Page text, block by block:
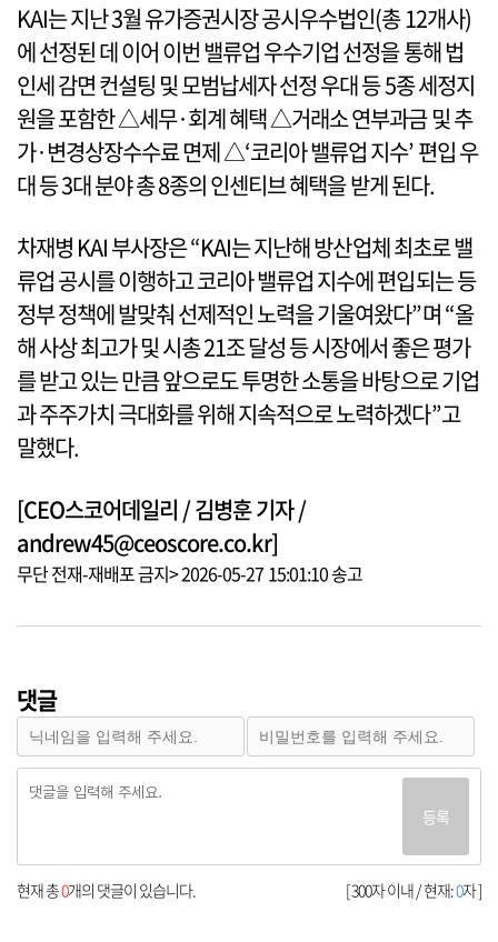
KAI는 지난 3월 유가증권시장 공시우수법인(총 12개사)
에 선정된 데 이어 이번 밸류업 우수기업 선정을 통해 법
인세 감면 컨설팅 및 모범납세자 선정 우대 등 5종 세정지
원을 포함한 △세무·회계 혜택 △거래소 연부과금 및 추
가·변경상장수수료 면제 △‘코리아 밸류업 지수’ 편입 우
대 등 3대 분야 총 8종의 인센티브 혜택을 받게 된다.
차재병 KAI 부사장은 “KAI는 지난해 방산업체 최초로 밸
류업 공시를 이행하고 코리아 밸류업 지수에 편입되는 등
정부 정책에 발맞춰 선제적인 노력을 기울여왔다”며 “올
해 사상 최고가 및 시총 21조 달성 등 시장에서 좋은 평가
를 받고 있는 만큼 앞으로도 투명한 소통을 바탕으로 기업
과 주주가치 극대화를 위해 지속적으로 노력하겠다”고
말했다.
[CEO스코어데일리 / 김병훈 기자 /
andrew45@ceoscore.co.kr]
무단 전재-재배포 금지> 2026-05-27 15:01:10 송고
댓글
등록
[ 300자 이내 / 현재:0자 ]
현재 총0개의 댓글이 있습니다.